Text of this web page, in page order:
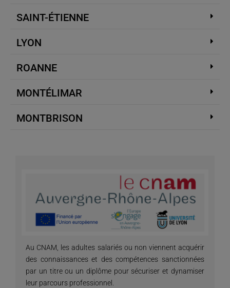
SAINT-ÉTIENNE
LYON
ROANNE
MONTÉLIMAR
MONTBRISON
Au CNAM, les adultes salariés ou non viennent acquérir
des connaissances et des compétences sanctionnées
par un titre ou un diplôme pour sécuriser et dynamiser
leur parcours professionnel.